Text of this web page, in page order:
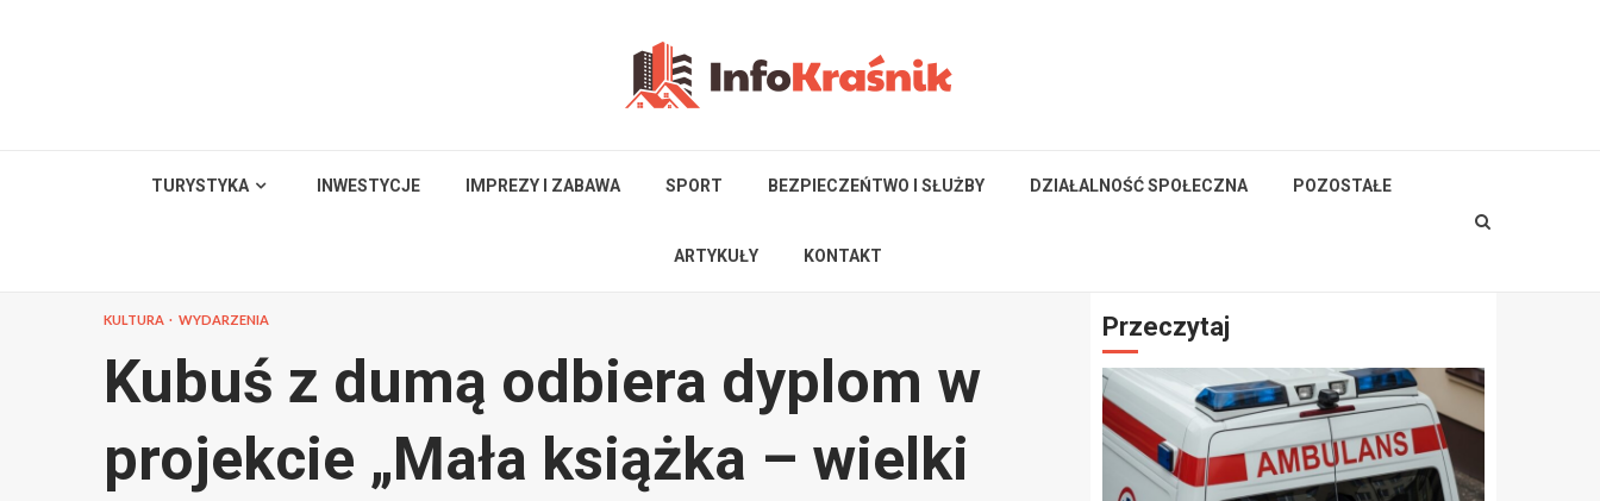
TURYSTYKA INWESTYCJE IMPREZY I ZABAWA SPORT BEZPIECZEŃTWO I SŁUŻBY DZIAŁALNOŚĆ SPOŁECZNA POZOSTAŁE
ARTYKUŁY KONTAKT
KULTURA WYDARZENIA
Kubuś z dumą odbiera dyplom w
projekcie „Mała książka – wielki
Przeczytaj